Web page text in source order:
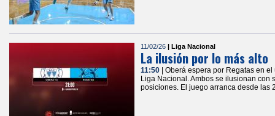
11/02/26 | Liga Nacional
La ilusión por lo más alto
11:50
| Oberá espera por Regatas en
Liga Nacional. Ambos se ilusionan con
posiciones. El juego arranca desde las